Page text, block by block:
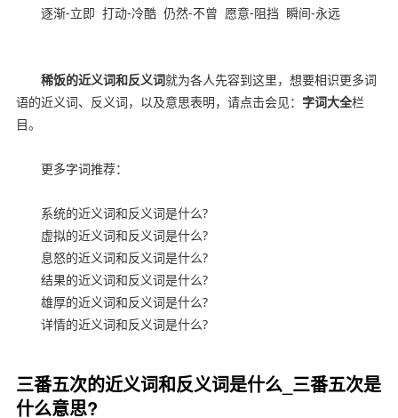
逐渐-立即 打动-冷酷 仍然-不曾 愿意-阻挡 瞬间-永远
稀饭的近义词和反义词就为各人先容到这里，想要相识更多词
语的近义词、反义词，以及意思表明，请点击会见： 字词大全栏
目。
更多字词推荐：
系统的近义词和反义词是什么?
虚拟的近义词和反义词是什么?
息怒的近义词和反义词是什么?
结果的近义词和反义词是什么?
雄厚的近义词和反义词是什么?
详情的近义词和反义词是什么?
三番五次的近义词和反义词是什么_三番五次是
什么意思?